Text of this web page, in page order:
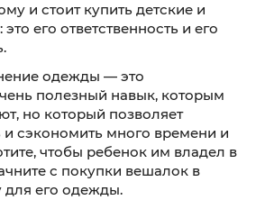
и стоит купить детские и
это его ответственность и его
одежды — это
полезный навык, которым
но который позволяет
и сэкономить много времени и
чтобы ребенок им владел в
с покупки вешалок в
для его одежды.